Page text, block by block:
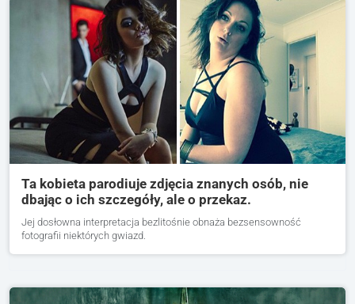
Ta kobieta parodiuje zdjęcia znanych osób, nie
dbając o ich szczegóły, ale o przekaz.
Jej dosłowna interpretacja bezlitośnie obnaża bezsensowność
fotografii niektórych gwiazd.